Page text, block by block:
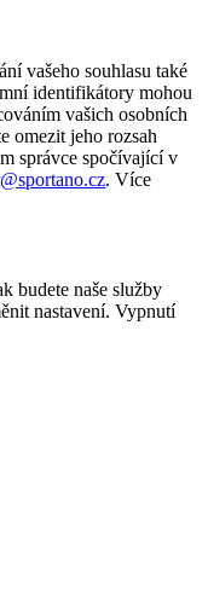
vašeho souhlasu také
identifikátory mohou
vašich osobních
omezit jeho rozsah
správce spočívající v
. Více
budete naše služby
nastavení. Vypnutí